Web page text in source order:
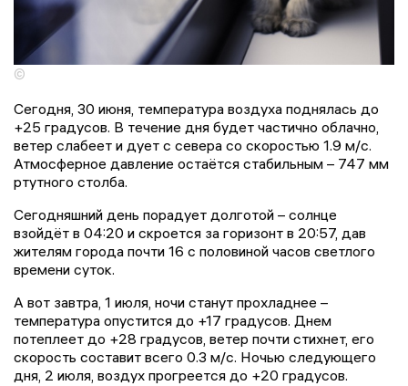
©
Сегодня, 30 июня, температура воздуха поднялась до
+25 градусов. В течение дня будет частично облачно,
ветер слабеет и дует с севера со скоростью 1.9 м/с.
Атмосферное давление остаётся стабильным – 747 мм
ртутного столба.
Сегодняшний день порадует долготой – солнце
взойдёт в 04:20 и скроется за горизонт в 20:57, дав
жителям города почти 16 с половиной часов светлого
времени суток.
А вот завтра, 1 июля, ночи станут прохладнее –
температура опустится до +17 градусов. Днем
потеплеет до +28 градусов, ветер почти стихнет, его
скорость составит всего 0.3 м/с. Ночью следующего
дня, 2 июля, воздух прогреется до +20 градусов.